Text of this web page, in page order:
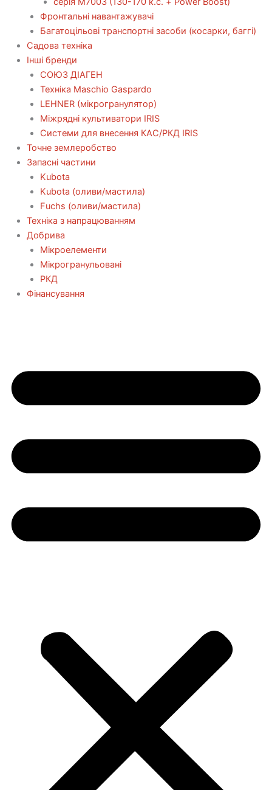
Фронтальні навантажувачі
Багатоцільові транспортні засоби (косарки, баггі)
Садова техніка
Інші бренди
СОЮЗ ДІАГЕН
Техніка Maschio Gaspardo
LEHNER (мікрогранулятор)
Міжрядні культиватори IRIS
Системи для внесення КАС/РКД IRIS
Точне землеробство
Запасні частини
Kubota
Kubota (оливи/мастила)
Fuchs (оливи/мастила)
Техніка з напрацюванням
Добрива
Мікроелементи
Мікрогранульовані
РКД
Фінансування